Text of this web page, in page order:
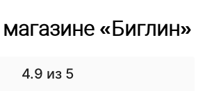
«Биглин»
4.9 из 5